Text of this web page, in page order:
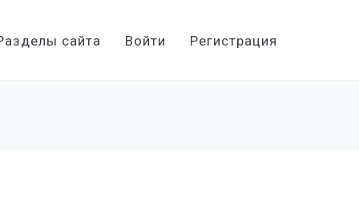
сайта Войти Регистрация